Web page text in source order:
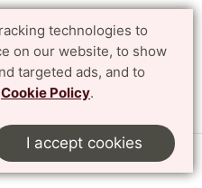
technologies to
on our website, to show
targeted ads, and to
Cookie Policy.
I accept cookies
Search Svenska